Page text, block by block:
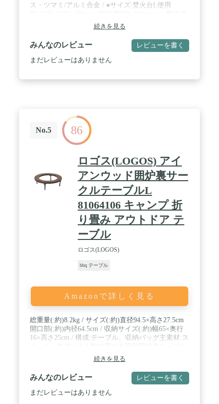
ス・ツマミ/アルミ合金 / ●サイズ:焚火台L使用
用時/890×890×400mm(開口部370×370mm) / ●収納サ
イズ:745×170×400mm / ●重量:10.5kg
続きを見る
みんなのレビュー レビューを書く
まだレビューはありません
No.5 86
ロゴス(LOGOS) アイ
アンウッド囲炉裏サー
クルテーブルL
81064106 キャンプ 折
り畳み アウトドア テ
ーブル
ロゴス(LOGOS)
bbq テーブル
Amazonで詳しく見る
総重量(:約)8.2kg / サイズ(:約)直径94.5×高さ27.5cm
開口部(:約)内径64.5cm / 収納サイズ(:約)幅65×奥行
16×高さ25cm / 構成:テーブル、収納バッグ主素材:ス
続きを見る
みんなのレビュー レビューを書く
まだレビューはありません